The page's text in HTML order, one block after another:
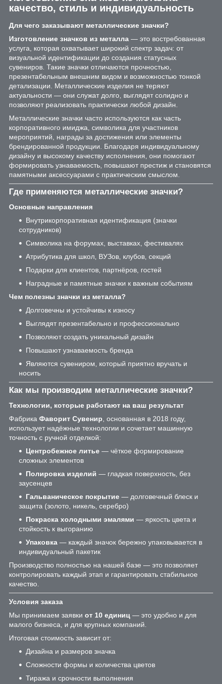
качество, стиль и индивидуальность
Для чего заказывают металлические значки?
Изготовление значков из металла — это востребованная
услуга, которая охватывает широкий спектр задач: от
визуальной идентификации до создания статусных
сувениров. Такие значки отличаются прочностью,
презентабельным внешним видом и возможностью тонкой
детализации. Металлические изделия не теряют
актуальности — они служат долго, выглядят солидно и
позволяют реализовать практически любой дизайн.
Металлические значки часто используются как часть
корпоративного имиджа, символика для участников
мероприятий, награды за достижения или элементы
брендированной продукции. Благодаря индивидуальному
дизайну и высокому качеству исполнения, они помогают
формировать узнаваемость, повышают престиж и становятся
памятными аксессуарами с практическим смыслом.
Где применяются металлические значки?
Основные направления
Внутрикорпоративная идентификация (значки
сотрудников)
Символика на форумах, выставках, фестивалях
Атрибутика для школ, ВУЗов, клубов, секций
Подарки для клиентов, партнёров, гостей
Наградные и памятные значки к важным событиям
Чем полезны значки из металла?
Долговечны и устойчивы к износу
Выглядят презентабельно и профессионально
Позволяют создать уникальный дизайн
Повышают узнаваемость бренда
Являются сувениром, который приятно вручать и
носить
Как мы производим металлические значки?
Технологии, которые работают на ваш результат
Фабрика Фаворит Сувенир , основанная в 2018 году,
использует надёжные технологии и сочетает машинную
точность с ручной отделкой:
Центробежное литье — чёткое формирование
сложных элементов
Полировка изделий — гладкая поверхность, без
заусенцев
Гальваническое покрытие — долговечный блеск и
защита (золото, никель, серебро)
Покраска холодными эмалями — яркость цвета и
стойкость к выгоранию
Упаковка — каждый значок бережно упаковывается в
индивидуальный пакетик
Производство полностью на нашей базе — это позволяет
контролировать каждый этап и гарантировать стабильное
качество.
Условия заказа
Мы принимаем заявки от 10 единиц — это удобно и для
малого бизнеса, и для крупных компаний.
Итоговая стоимость зависит от:
Дизайна и размеров значка
Сложности формы и количества цветов
Тиража и срочности выполнения